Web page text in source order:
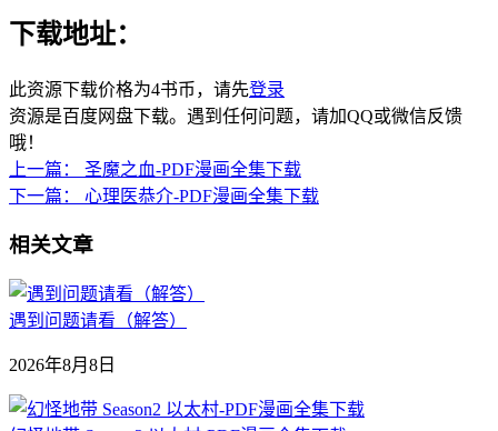
下载地址：
此资源下载价格为4书币，请先登录
资源是百度网盘下载。遇到任何问题，请加QQ或微信反馈
哦！
上一篇：
圣魔之血-PDF漫画全集下载
下一篇：
心理医恭介-PDF漫画全集下载
相关文章
遇到问题请看（解答）
2026年8月8日